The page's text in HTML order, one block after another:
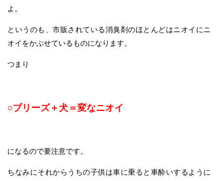
よ。
というのも、市販されている消臭剤のほとんどはニオイにニ
オイをかぶせているものになります。
つまり
○ブリーズ＋犬＝変なニオイ
になるので要注意です。
ちなみにそれからうちの子供は車に乗ると車酔いするように